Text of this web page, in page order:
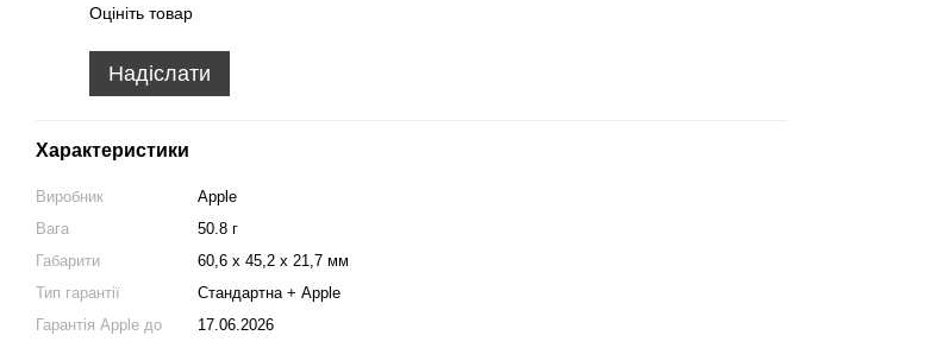
Оцініть товар
Надіслати
Характеристики
Виробник
Apple
Вага
50.8 г
Габарити
60,6 х 45,2 х 21,7 мм
Тип гарантії
Стандартна + Apple
Гарантія Apple до
17.06.2026